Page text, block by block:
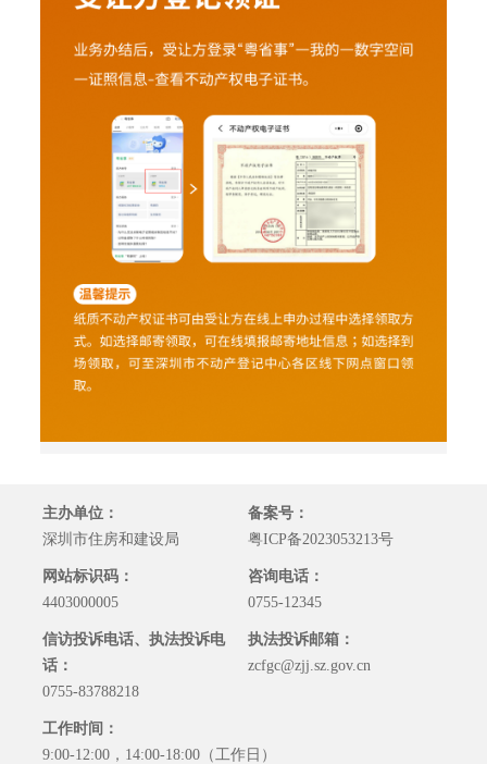
主办单位：
深圳市住房和建设局
备案号：
粤ICP备2023053213号
网站标识码：
4403000005
咨询电话：
0755-12345
信访投诉电话、执法投诉电
话：
0755-83788218
执法投诉邮箱：
zcfgc@zjj.sz.gov.cn
工作时间：
9:00-12:00，14:00-18:00（工作日）